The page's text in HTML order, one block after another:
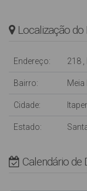
Localização do
Endereço: 218
Bairro: Meia
Cidade:
Estado:
Calendário de